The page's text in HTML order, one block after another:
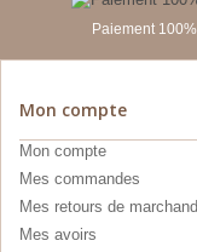
Paiement
Mon compte
Mon compte
Mes commandes
Mes retours de
Mes avoirs